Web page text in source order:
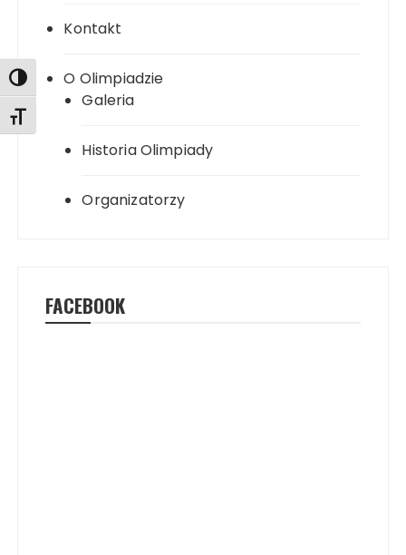
Toggle High Contrast
Toggle Font size
Kontakt
O Olimpiadzie
Galeria
Historia Olimpiady
Organizatorzy
FACEBOOK